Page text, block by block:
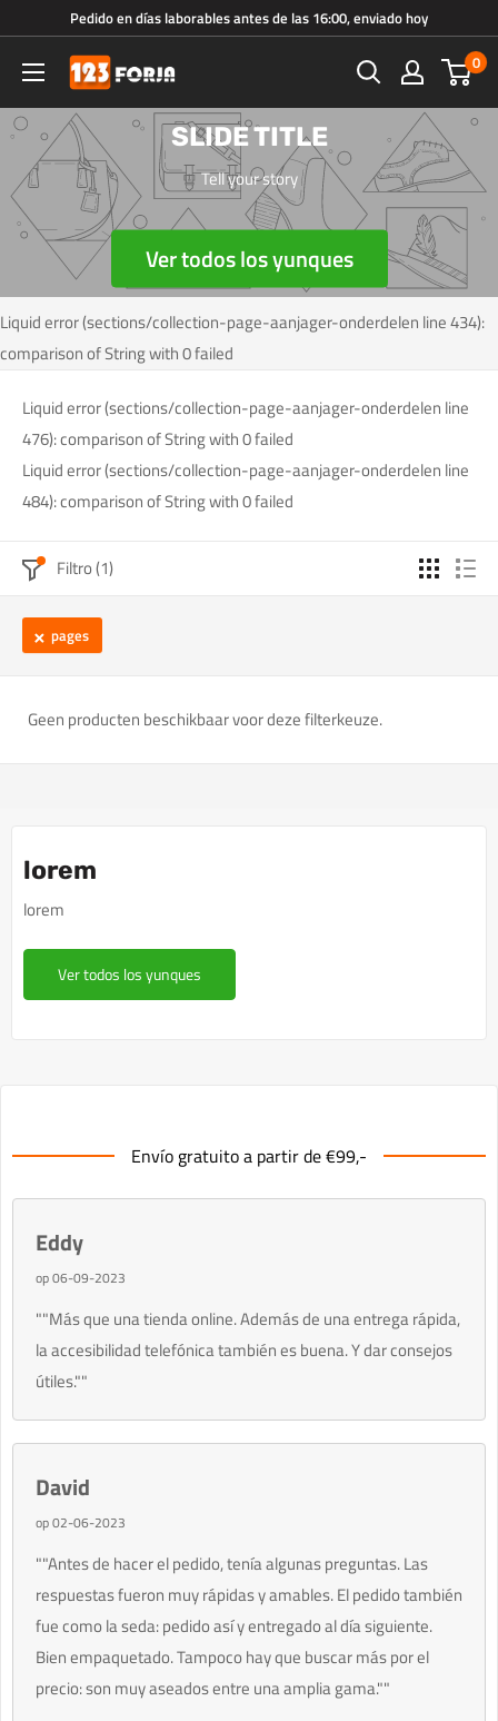
directamente
contenido
Pedido en días laborables antes de las 16:00, enviado hoy
123forja.es 0
SLIDE TITLE
Tell your story
Ver todos los yunques
Liquid error (sections/collection-page-aanjager-onderdelen line 434):
comparison of String with 0 failed
Liquid error (sections/collection-page-aanjager-onderdelen line
476): comparison of String with 0 failed
Liquid error (sections/collection-page-aanjager-onderdelen line
484): comparison of String with 0 failed
Filtro (1)
pages
Geen producten beschikbaar voor deze filterkeuze.
lorem
lorem
Ver todos los yunques
Envío gratuito a partir de €99,-
Eddy
op 06-09-2023
""Más que una tienda online. Además de una entrega rápida,
la accesibilidad telefónica también es buena. Y dar consejos
útiles.""
David
op 02-06-2023
""Antes de hacer el pedido, tenía algunas preguntas. Las
respuestas fueron muy rápidas y amables. El pedido también
fue como la seda: pedido así y entregado al día siguiente.
Bien empaquetado. Tampoco hay que buscar más por el
precio: son muy aseados entre una amplia gama.""